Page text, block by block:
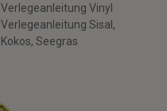
Verlegeanleitung Vinyl
Verlegeanleitung Sisal,
Kokos, Seegras